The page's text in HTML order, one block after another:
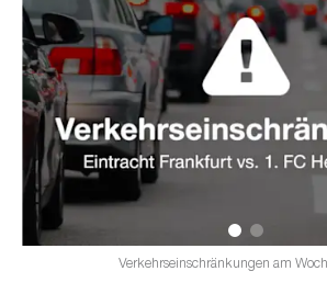
Verkehrseinschränkungen am